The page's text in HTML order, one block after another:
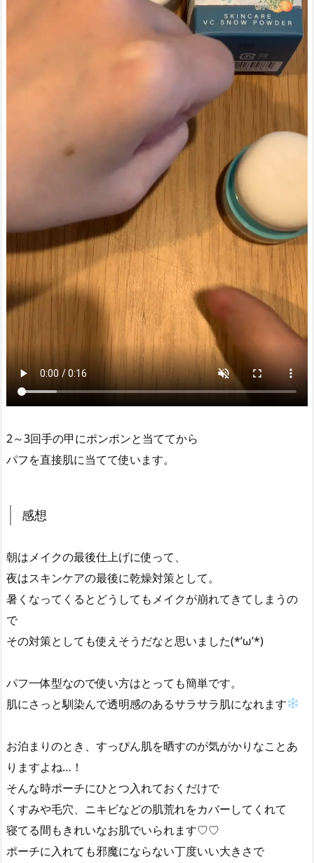
2～3回手の甲にポンポンと当ててから
パフを直接肌に当てて使います。
感想
朝はメイクの最後仕上げに使って、
夜はスキンケアの最後に乾燥対策として。
暑くなってくるとどうしてもメイクが崩れてきてしまうの
で
その対策としても使えそうだなと思いました(*’ω’*)
パフ一体型なので使い方はとっても簡単です。
肌にさっと馴染んで透明感のあるサラサラ肌になれます
お泊まりのとき、すっぴん肌を晒すのが気がかりなことあ
りますよね…！
そんな時ポーチにひとつ入れておくだけで
くすみや毛穴、ニキビなどの肌荒れをカバーしてくれて
寝てる間もきれいなお肌でいられます♡♡
ポーチに入れても邪魔にならない丁度いい大きさで